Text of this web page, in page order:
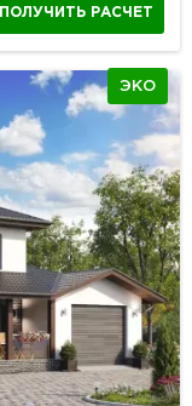
ПОЛУЧИТЬ РАСЧЕТ
ЭКО